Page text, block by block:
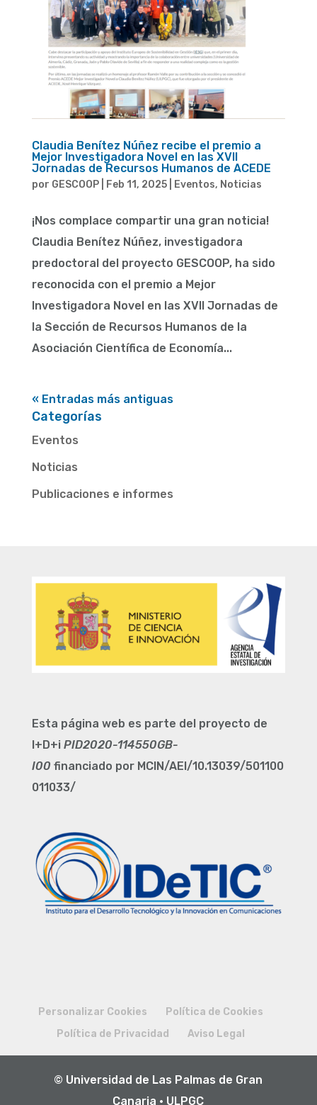
Claudia Benítez Núñez recibe el premio a
Mejor Investigadora Novel en las XVII
Jornadas de Recursos Humanos de ACEDE
por GESCOOP| Feb 11, 2025| Eventos, Noticias
¡Nos complace compartir una gran noticia!
Claudia Benítez Núñez, investigadora
predoctoral del proyecto GESCOOP, ha sido
reconocida con el premio a Mejor
Investigadora Novel en las XVII Jornadas de
la Sección de Recursos Humanos de la
Asociación Científica de Economía...
« Entradas más antiguas
Categorías
Eventos
Noticias
Publicaciones e informes
Esta página web es parte del proyecto de
I+D+i PID2020-114550GB-
I00 financiado por MCIN/AEI/10.13039/501100
011033/
Personalizar Cookies
Política de Cookies
Política de Privacidad
Aviso Legal
© Universidad de Las Palmas de Gran
Canaria · ULPGC